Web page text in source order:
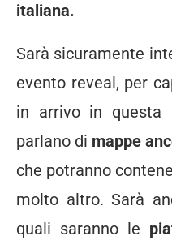
italiana.
Sarà sicuramente
evento reveal, per
in arrivo in questa
parlano di mappe
che potranno
molto altro. Sarà
quali saranno le